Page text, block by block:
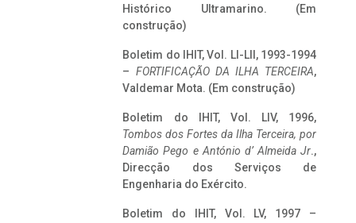
Histórico Ultramarino. (Em
construção)
Boletim do IHIT, Vol. LI-LII, 1993-1994
– FORTIFICAÇÃO DA ILHA TERCEIRA,
Valdemar Mota. (Em construção)
Boletim do IHIT, Vol. LIV, 1996,
Tombos dos Fortes da Ilha Terceira, por
Damião Pego e António d’ Almeida Jr.,
Direcção dos Serviços de
Engenharia do Exército.
Boletim do IHIT, Vol. LV, 1997 –